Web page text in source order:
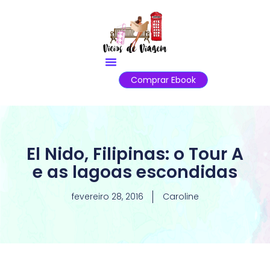
Comprar Ebook
El Nido, Filipinas: o Tour A
e as lagoas escondidas
fevereiro 28, 2016 Caroline